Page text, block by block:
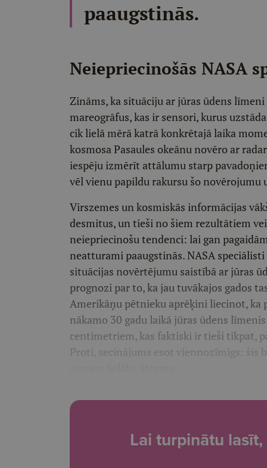
paaugstinās.
Neiepriecinošās NASA
Zināms, ka situāciju ar jūras ūdens
mareogrāfus, kas ir sensori, kurus
cik lielā mērā katrā konkrētajā laika
kosmosa Pasaules okeānu novēro ar
iespēju izmērīt attālumu starp
vēl vienu papildu rakursu šo novērojumu
Virszemes un kosmiskās informācijas
desmitus, un tieši no šiem rezultātiem
neiepriecinošu tendenci: lai gan
neatturami paaugstinās. NASA
situācijas novērtējumu saistībā ar jūras
prognozi par to, ka jau tuvākajos gados
Amerikāņu pētnieku aprēķini liecinot, ka
nākamo 30 gadu laikā jūras ūdens
centimetriem, kas faktiski ir tieši tikpat,
Proti, secinājums esot viennozīmīgs: šis
Lai turpinātu